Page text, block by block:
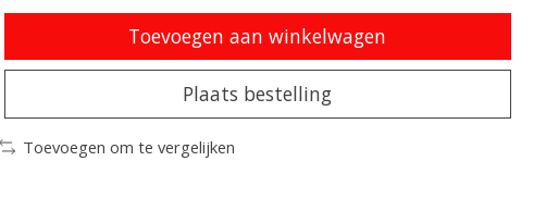
Toevoegen aan winkelwagen
Plaats bestelling
Toevoegen om te vergelijken